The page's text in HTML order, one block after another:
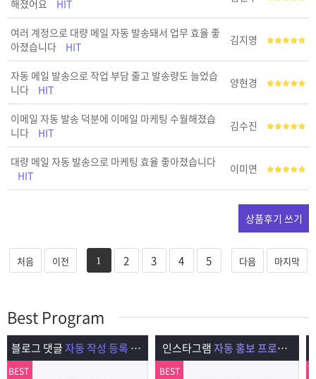
해졌어요
HIT
여러 계정으로 대량 메일 자동 발송돼서 업무 효율 좋
아졌습니다
HIT 김지영
자동 메일 발송으로 작업 부담 줄고 발송량도 늘었습
니다
HIT 양현경
이메일 자동 발송 덕분에 이메일 마케팅 수월해졌습
니다
HIT 김수진
대량 메일 자동 발송으로 마케팅 효율 좋아졌습니다
HIT
이미연
상품후기 쓰기
처음 이전 1 2 3 4 5 다음 마지막
Best Program
인스타그램자동 홍보 프로그램
BEST
카페 게시글자동 포스팅 프로그램
BEST